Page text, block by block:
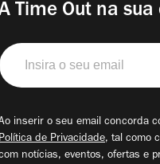
Time Out na
Insira
o
seu
inserir o seu email concorda
Política de Privacidade, tal como
notícias, eventos, ofertas e